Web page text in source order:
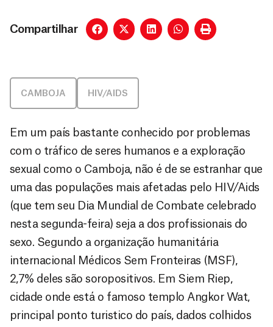
Compartilhar
CAMBOJA HIV/AIDS
Em um país bastante conhecido por problemas
com o tráfico de seres humanos e a exploração
sexual como o Camboja, não é de se estranhar que
uma das populações mais afetadas pelo HIV/Aids
(que tem seu Dia Mundial de Combate celebrado
nesta segunda-feira) seja a dos profissionais do
sexo. Segundo a organização humanitária
internacional Médicos Sem Fronteiras (MSF),
2,7% deles são soropositivos. Em Siem Riep,
cidade onde está o famoso templo Angkor Wat,
principal ponto turistico do país, dados colhidos